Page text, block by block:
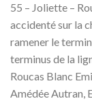
55 – Joliette –
accidenté sur la
ramener le
terminus de la
Roucas Blanc
Amédée Autran,